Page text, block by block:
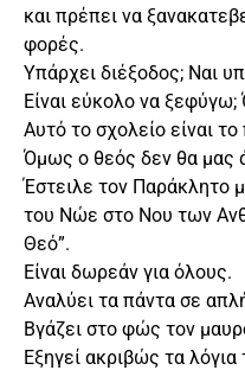
και πρέπει να
φορές.
Υπάρχει διέξοδος; Ναι
Είναι εύκολο να ξεφύγω;
Αυτό το σχολείο είναι
Όμως ο θεός δεν θα μας
Έστειλε τον Παράκλητο
του Νώε στο Νου των
Θεό”.
Είναι δωρεάν για όλους.
Αναλύει τα πάντα σε
Βγάζει στο φώς τον
Εξηγεί ακριβώς τα